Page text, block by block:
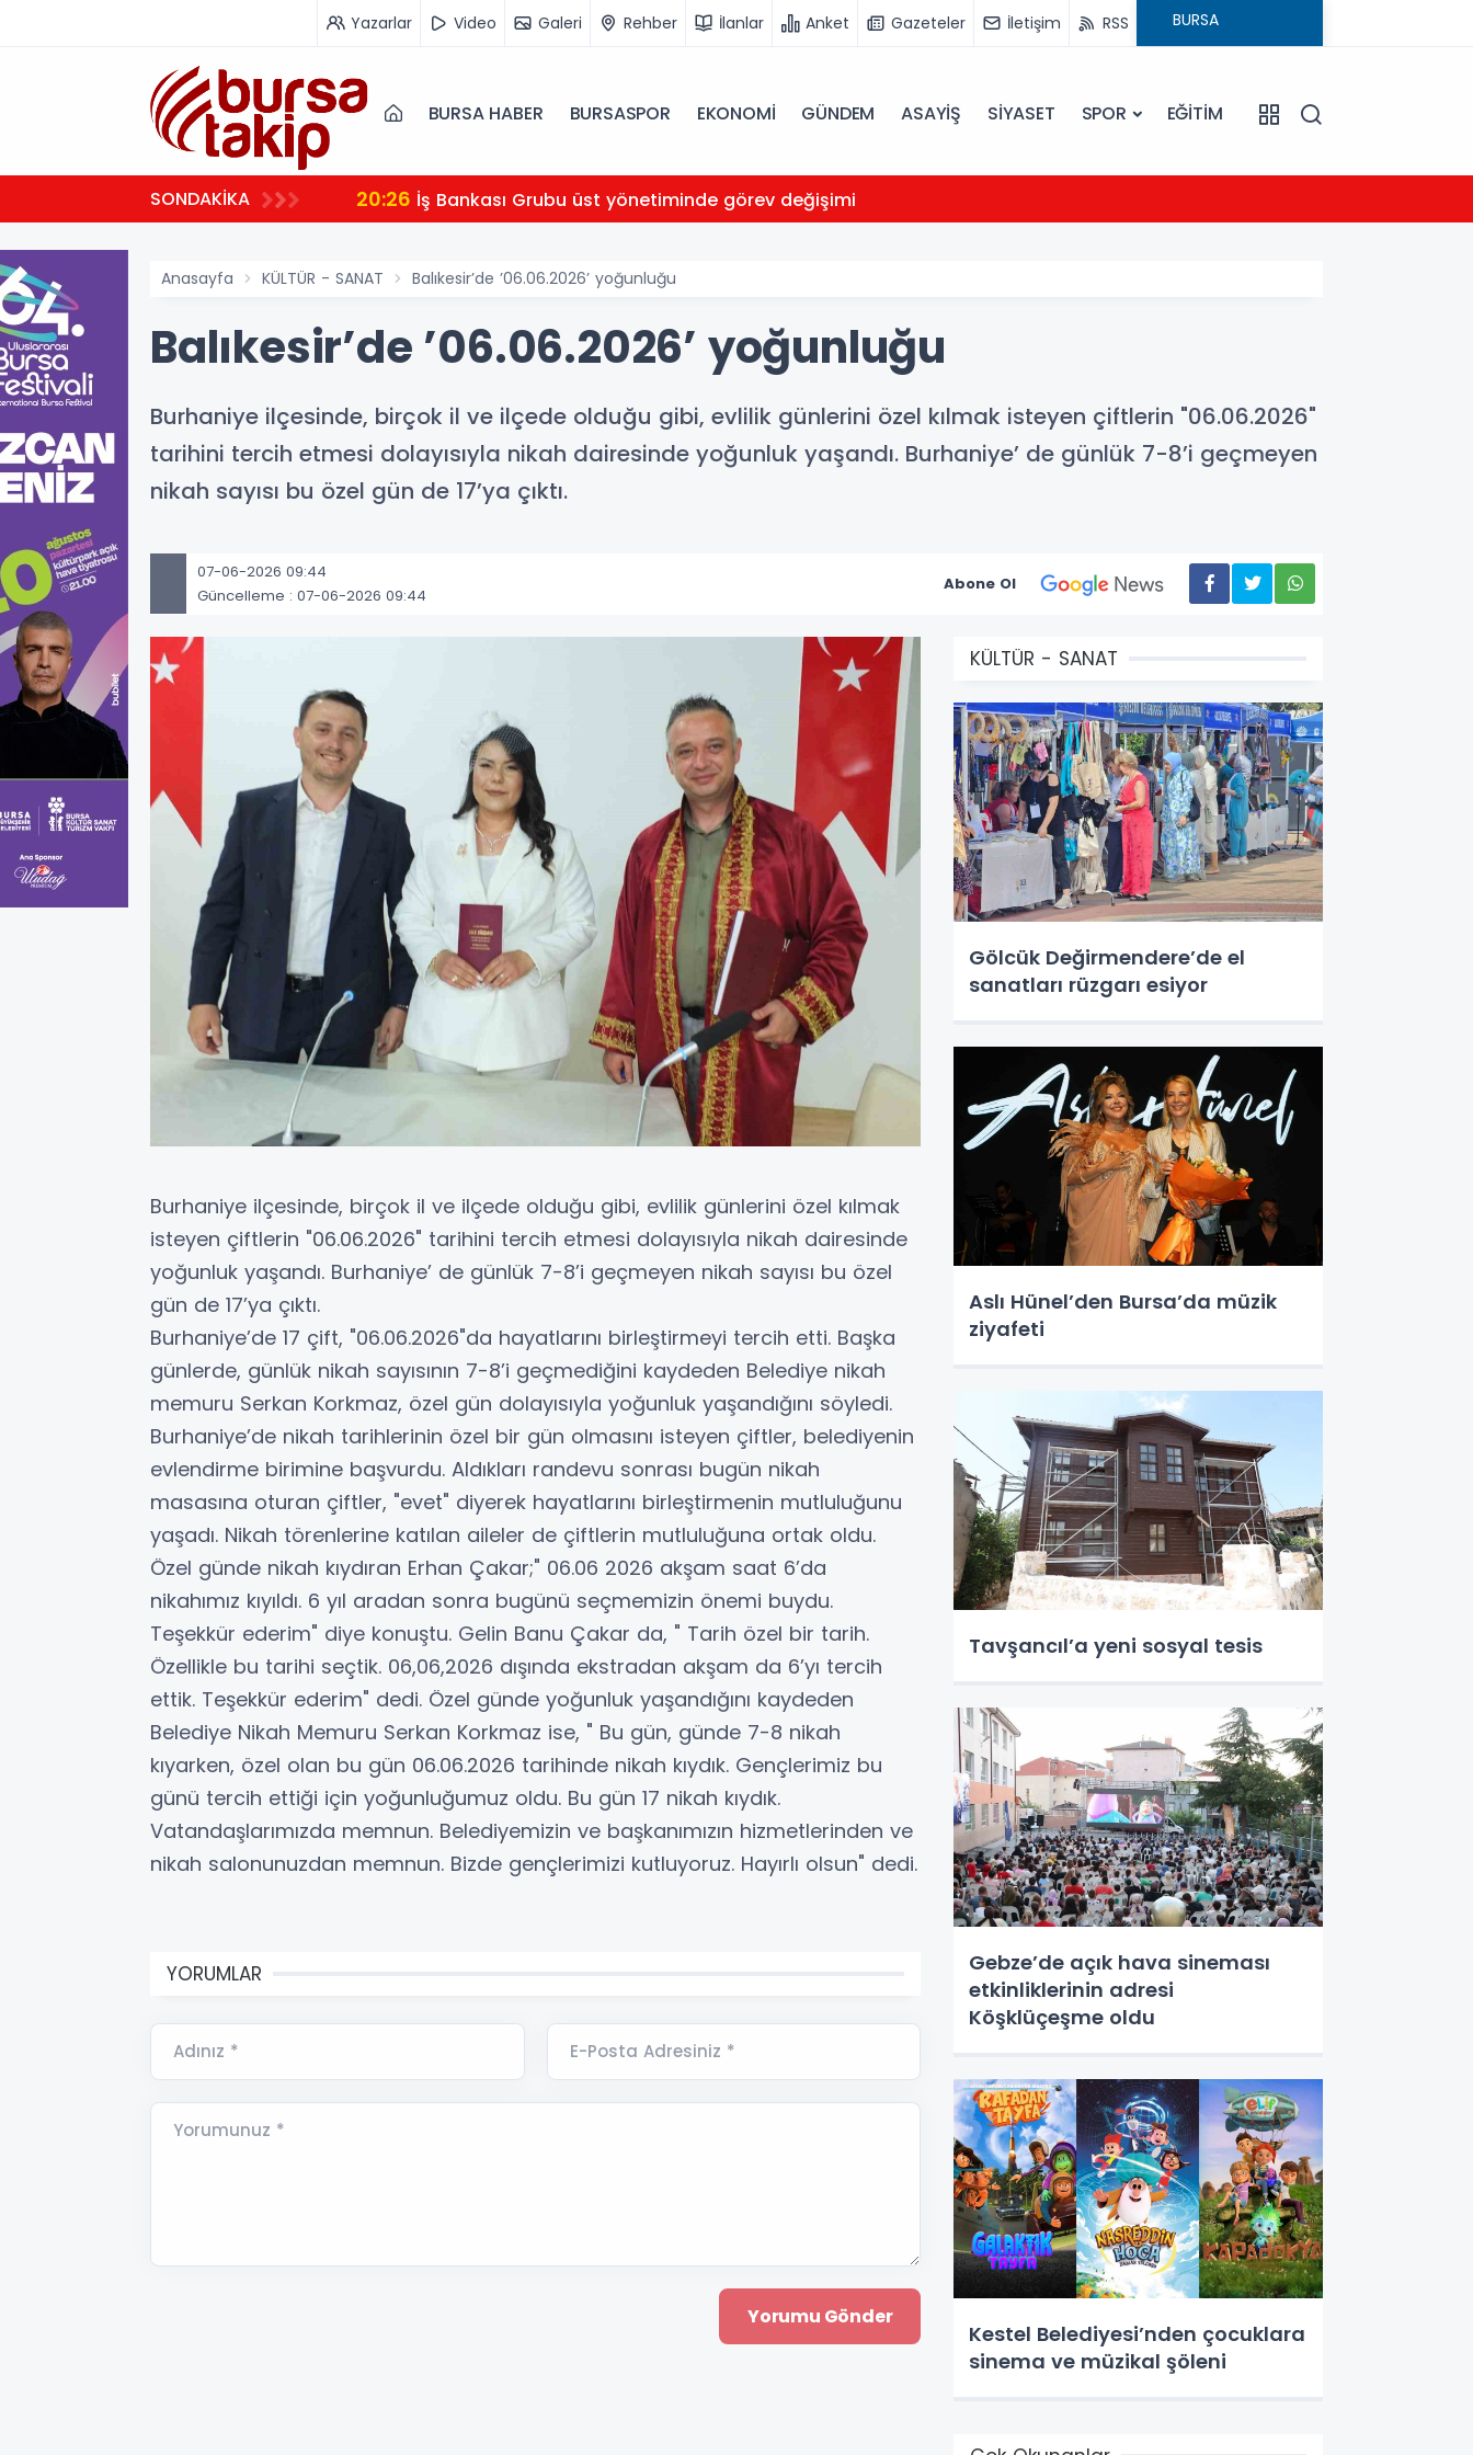
Yazarlar Video Galeri Rehber İlanlar Anket Gazeteler İletişim RSS
BURSA HABER BURSASPOR EKONOMİ GÜNDEM ASAYİŞ SİYASET SPOR EĞİTİM
SONDAKİKA 20:26 İş Bankası Grubu üst yönetiminde görev değişimi
Anasayfa KÜLTÜR - SANAT Balıkesir’de ’06.06.2026’ yoğunluğu
Balıkesir’de ’06.06.2026’ yoğunluğu
Burhaniye ilçesinde, birçok il ve ilçede olduğu gibi, evlilik günlerini özel kılmak isteyen çiftlerin "06.06.2026"
tarihini tercih etmesi dolayısıyla nikah dairesinde yoğunluk yaşandı. Burhaniye’ de günlük 7-8’i geçmeyen
nikah sayısı bu özel gün de 17’ya çıktı.
07-06-2026 09:44
Güncelleme : 07-06-2026 09:44
Abone Ol
Burhaniye ilçesinde, birçok il ve ilçede olduğu gibi, evlilik günlerini özel kılmak
isteyen çiftlerin "06.06.2026" tarihini tercih etmesi dolayısıyla nikah dairesinde
yoğunluk yaşandı. Burhaniye’ de günlük 7-8’i geçmeyen nikah sayısı bu özel
gün de 17’ya çıktı.
Burhaniye’de 17 çift, "06.06.2026"da hayatlarını birleştirmeyi tercih etti. Başka
günlerde, günlük nikah sayısının 7-8’i geçmediğini kaydeden Belediye nikah
memuru Serkan Korkmaz, özel gün dolayısıyla yoğunluk yaşandığını söyledi.
Burhaniye’de nikah tarihlerinin özel bir gün olmasını isteyen çiftler, belediyenin
evlendirme birimine başvurdu. Aldıkları randevu sonrası bugün nikah
masasına oturan çiftler, "evet" diyerek hayatlarını birleştirmenin mutluluğunu
yaşadı. Nikah törenlerine katılan aileler de çiftlerin mutluluğuna ortak oldu.
Özel günde nikah kıydıran Erhan Çakar;" 06.06 2026 akşam saat 6’da
nikahımız kıyıldı. 6 yıl aradan sonra bugünü seçmemizin önemi buydu.
Teşekkür ederim" diye konuştu. Gelin Banu Çakar da, " Tarih özel bir tarih.
Özellikle bu tarihi seçtik. 06,06,2026 dışında ekstradan akşam da 6’yı tercih
ettik. Teşekkür ederim" dedi. Özel günde yoğunluk yaşandığını kaydeden
Belediye Nikah Memuru Serkan Korkmaz ise, " Bu gün, günde 7-8 nikah
kıyarken, özel olan bu gün 06.06.2026 tarihinde nikah kıydık. Gençlerimiz bu
günü tercih ettiği için yoğunluğumuz oldu. Bu gün 17 nikah kıydık.
Vatandaşlarımızda memnun. Belediyemizin ve başkanımızın hizmetlerinden ve
nikah salonunuzdan memnun. Bizde gençlerimizi kutluyoruz. Hayırlı olsun" dedi.
YORUMLAR
Adınız * E-Posta Adresiniz *
Yorumunuz *
KÜLTÜR - SANAT
Gölcük Değirmendere’de el
sanatları rüzgarı esiyor
Aslı Hünel’den Bursa’da müzik
ziyafeti
Tavşancıl’a yeni sosyal tesis
Gebze’de açık hava sineması
etkinliklerinin adresi
Köşklüçeşme oldu
Kestel Belediyesi’nden çocuklara
sinema ve müzikal şöleni